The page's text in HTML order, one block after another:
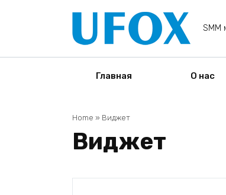
SMM
Главная О нас
Home » Виджет
Виджет